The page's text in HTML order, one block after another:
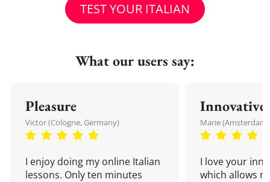
TEST YOUR ITALIAN
What our users say:
Pleasure
Victor (Cologne, Germany)
I enjoy doing my online Italian
lessons. Only ten minutes
Innovative
Marie
I love your
which allows